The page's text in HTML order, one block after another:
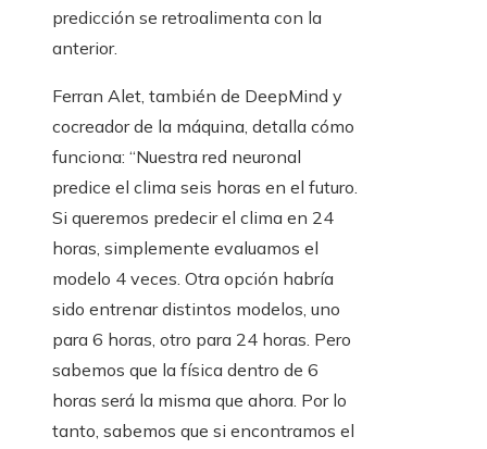
predicción se retroalimenta con la
anterior.
Ferran Alet, también de DeepMind y
cocreador de la máquina, detalla cómo
funciona: “Nuestra red neuronal
predice el clima seis horas en el futuro.
Si queremos predecir el clima en 24
horas, simplemente evaluamos el
modelo 4 veces. Otra opción habría
sido entrenar distintos modelos, uno
para 6 horas, otro para 24 horas. Pero
sabemos que la física dentro de 6
horas será la misma que ahora. Por lo
tanto, sabemos que si encontramos el